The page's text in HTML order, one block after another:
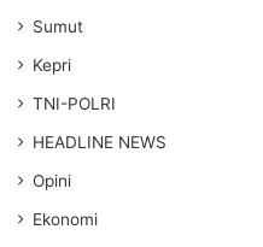
Sumut
Kepri
TNI-POLRI
HEADLINE NEWS
Opini
Ekonomi